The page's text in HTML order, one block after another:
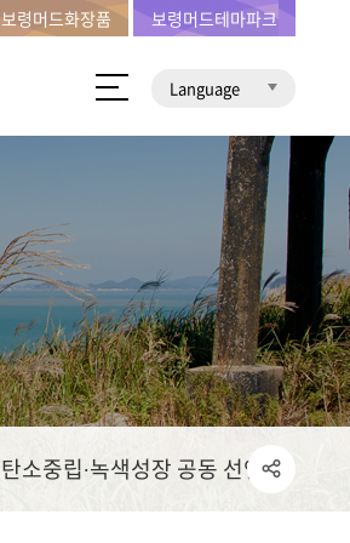
Language
보령머드화장품 보령머드테마파크
탄소중립∙녹색성장 공동 선언문